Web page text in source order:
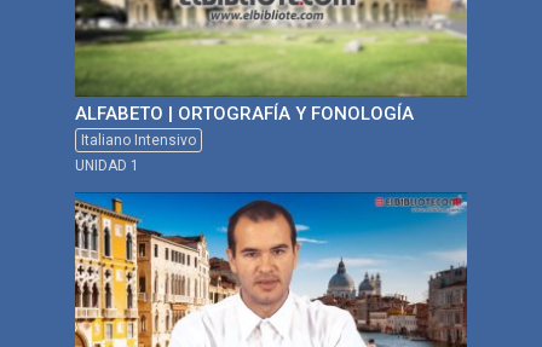
ALFABETO | ORTOGRAFÍA Y FONOLOGÍA
Italiano Intensivo
UNIDAD 1